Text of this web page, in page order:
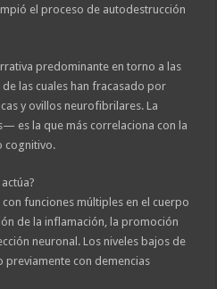
el proceso de autodestrucción
predominante en torno a las
las cuales han fracasado por
y ovillos neurofibrilares. La
es la que más correlaciona con la
cognitivo.
funciones múltiples en el cuerpo
de la inflamación, la promoción
neuronal. Los niveles bajos de
con demencias